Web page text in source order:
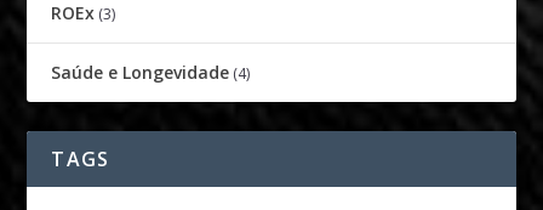
ROEx (3)
Saúde e Longevidade (4)
TAGS